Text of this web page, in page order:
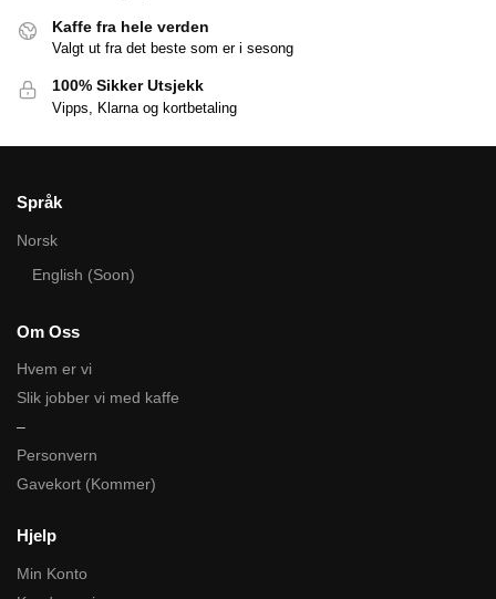
Kaffe fra hele verden
Valgt ut fra det beste som er i sesong
100% Sikker Utsjekk
Vipps, Klarna og kortbetaling
Språk
Norsk
English (Soon)
Om Oss
Hvem er vi
Slik jobber vi med kaffe
–
Personvern
Gavekort (Kommer)
Hjelp
Min Konto